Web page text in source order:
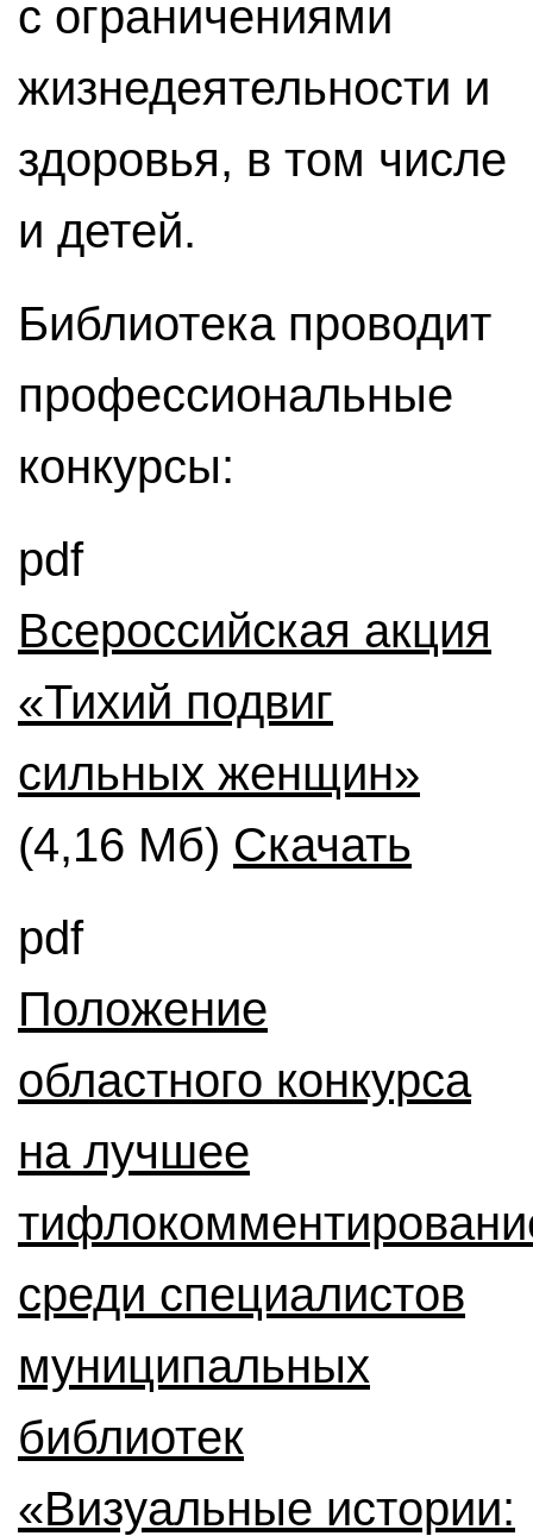
с ограничениями
жизнедеятельности и
здоровья, в том числе
и детей.
Библиотека проводит
профессиональные
конкурсы:
pdf
Всероссийская акция
«Тихий подвиг
сильных женщин»
(4,16 Мб) Скачать
pdf
Положение
областного конкурса
на лучшее
среди специалистов
муниципальных
библиотек
«Визуальные истории: